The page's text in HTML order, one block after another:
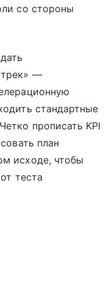
со стороны
—
стандартные
прописать KPI
план
исходе, чтобы
теста